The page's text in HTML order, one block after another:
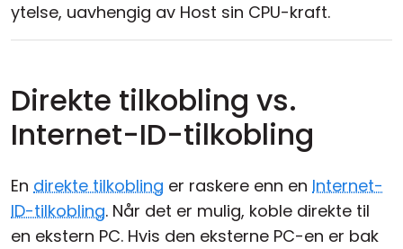
ytelse, uavhengig av Host sin CPU-kraft.
Direkte tilkobling vs.
Internet-ID-tilkobling
En direkte tilkobling er raskere enn en Internet-
ID-tilkobling. Når det er mulig, koble direkte til
en ekstern PC. Hvis den eksterne PC-en er bak